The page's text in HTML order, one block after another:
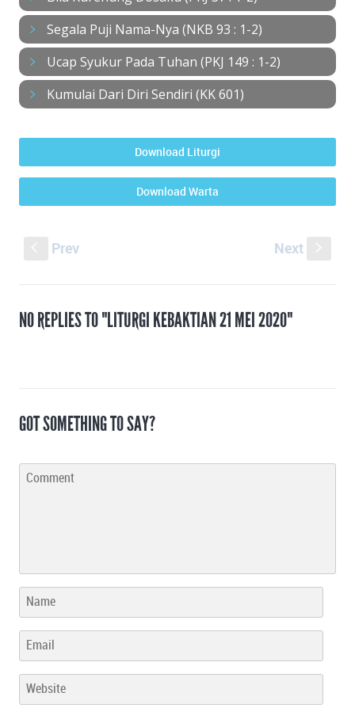
Segala Puji Nama-Nya (NKB 93 : 1-2)
Ucap Syukur Pada Tuhan (PKJ 149 : 1-2)
Kumulai Dari Diri Sendiri (KK 601)
Download Liturgi
Download Warta
Prev Next
NO REPLIES TO "LITURGI KEBAKTIAN 21 MEI 2020"
GOT SOMETHING TO SAY?